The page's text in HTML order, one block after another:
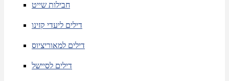
חבילות שייט
דילים ליעדי קזינו
דילים למאוריציוס
דילים לסיישל